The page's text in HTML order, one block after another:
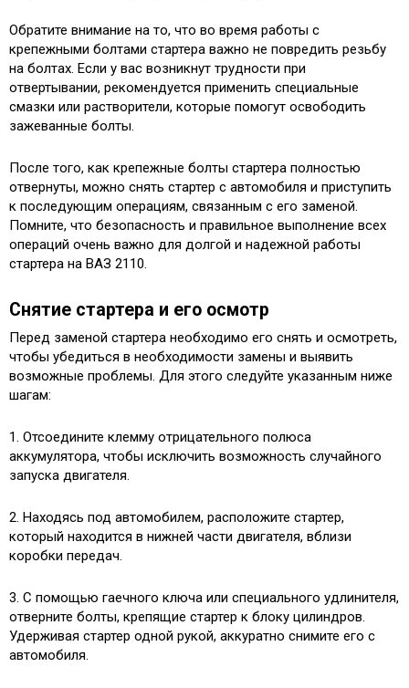
Обратите внимание на то, что во время работы с
крепежными болтами стартера важно не повредить резьбу
на болтах. Если у вас возникнут трудности при
отвертывании, рекомендуется применить специальные
смазки или растворители, которые помогут освободить
зажеванные болты.
После того, как крепежные болты стартера полностью
отвернуты, можно снять стартер с автомобиля и приступить
к последующим операциям, связанным с его заменой.
Помните, что безопасность и правильное выполнение всех
операций очень важно для долгой и надежной работы
стартера на ВАЗ 2110.
Снятие стартера и его осмотр
Перед заменой стартера необходимо его снять и осмотреть,
чтобы убедиться в необходимости замены и выявить
возможные проблемы. Для этого следуйте указанным ниже
шагам:
1. Отсоедините клемму отрицательного полюса
аккумулятора, чтобы исключить возможность случайного
запуска двигателя.
2. Находясь под автомобилем, расположите стартер,
который находится в нижней части двигателя, вблизи
коробки передач.
3. С помощью гаечного ключа или специального удлинителя,
отверните болты, крепящие стартер к блоку цилиндров.
Удерживая стартер одной рукой, аккуратно снимите его с
автомобиля.